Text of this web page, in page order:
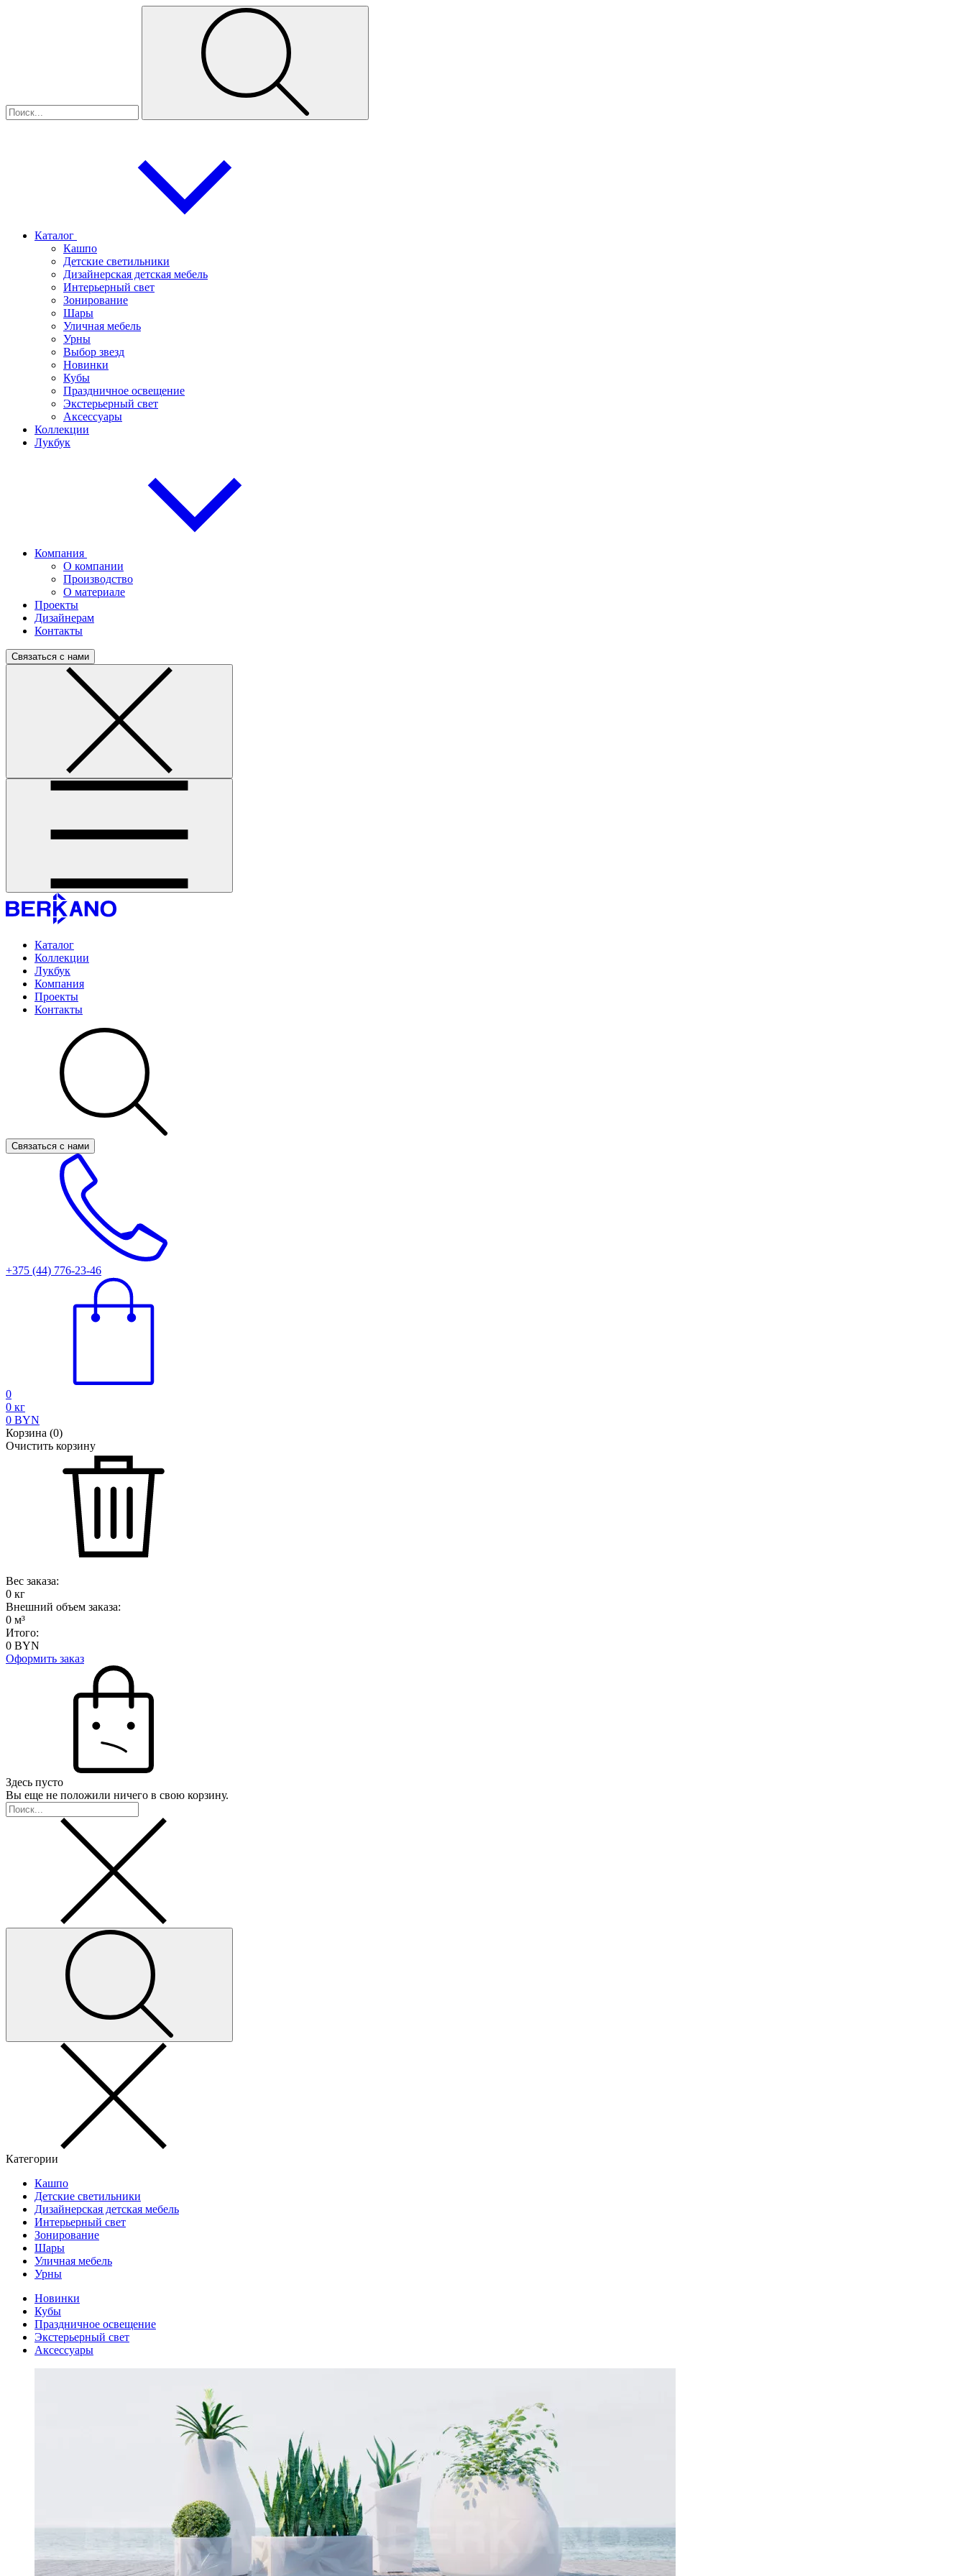
Каталог
Кашпо
Детские светильники
Дизайнерская детская мебель
Интерьерный свет
Зонирование
Шары
Уличная мебель
Урны
Выбор звезд
Новинки
Кубы
Праздничное освещение
Экстерьерный свет
Аксессуары
Коллекции
Лукбук
Компания
О компании
Производство
О материале
Проекты
Дизайнерам
Контакты
Связаться с нами
Каталог
Коллекции
Лукбук
Компания
Проекты
Контакты
Связаться с нами
+375 (44) 776-23-46
0
0 кг
0 BYN
Корзина (0)
Очистить корзину
Вес заказа:
0 кг
Внешний объем заказа:
0 м³
Итого:
0 BYN
Оформить заказ
Здесь пусто
Вы еще не положили ничего в свою корзину.
Категории
Кашпо
Детские светильники
Дизайнерская детская мебель
Интерьерный свет
Зонирование
Шары
Уличная мебель
Урны
Новинки
Кубы
Праздничное освещение
Экстерьерный свет
Аксессуары